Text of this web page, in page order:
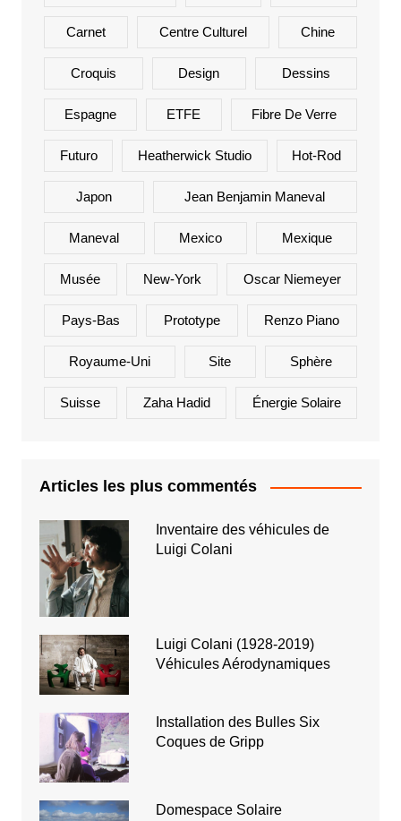
Carnet Centre Culturel Chine
Croquis Design Dessins
Espagne ETFE Fibre De Verre
Futuro Heatherwick Studio Hot-Rod
Japon Jean Benjamin Maneval
Maneval Mexico Mexique
Musée New-York Oscar Niemeyer
Pays-Bas Prototype Renzo Piano
Royaume-Uni Site Sphère
Suisse Zaha Hadid Énergie Solaire
Articles les plus commentés
Inventaire des véhicules de
Luigi Colani
Luigi Colani (1928-2019)
Véhicules Aérodynamiques
Installation des Bulles Six
Coques de Gripp
Domespace Solaire